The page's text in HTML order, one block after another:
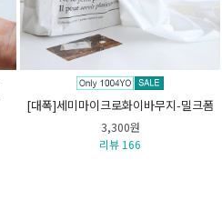
[대폭]세미마이크로화이바무지-밀크폼
3,300원
리뷰 166